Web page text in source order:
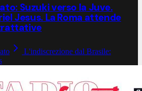
Suzuki verso la Juve.
Jesus. La Roma attende
L'indiscrezione dal Brasile: